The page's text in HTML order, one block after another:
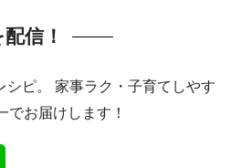
信！
シピ。 家事ラク・子育てしやす
お届けします！